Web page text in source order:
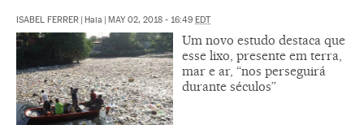
ISABEL FERRER | Haia | MAY 02, 2018 - 16:49 EDT
Um novo estudo destaca que
esse lixo, presente em terra,
mar e ar, “nos perseguirá
durante séculos”